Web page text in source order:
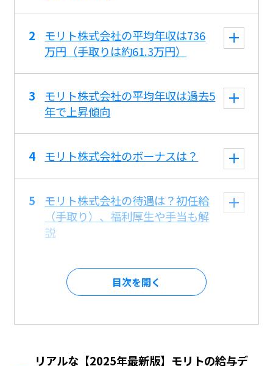
モリト株式会社の平均年収は736
万円（手取りは約61.3万円）
モリト株式会社の平均年収は過去5
年で上昇傾向
モリト株式会社のボーナスは？
モリト株式会社の待遇は？初任給
（手取り）、福利厚生や手当も解
説
目次を
リアルな【2025年最新版】モリトの給与デ